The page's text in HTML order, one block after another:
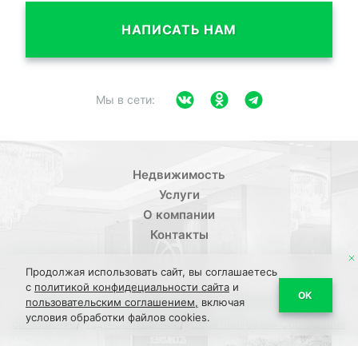
НАПИСАТЬ НАМ
Мы в сети:
Недвижимость
Услуги
О компании
Контакты
Политика конфиденциальности/Пользовательское
соглашение/ПДН Соглашение/Обратная связь Соглашение
Продолжая использовать сайт, вы соглашаетесь
с политикой конфидециальности сайта и
пользовательским соглашением, включая
условия обработки файлов cookies.
ОК